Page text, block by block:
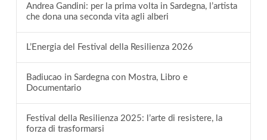
Andrea Gandini: per la prima volta in Sardegna, l’artista
che dona una seconda vita agli alberi
L’Energia del Festival della Resilienza 2026
Badiucao in Sardegna con Mostra, Libro e
Documentario
Festival della Resilienza 2025: l’arte di resistere, la
forza di trasformarsi